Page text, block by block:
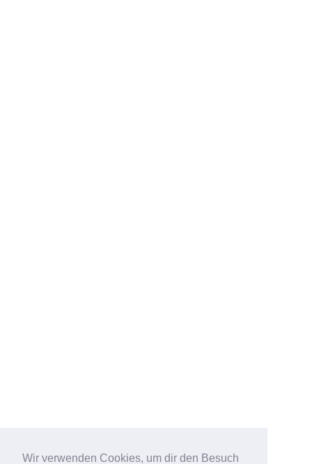
Wir verwenden Cookies, um dir den Besuch